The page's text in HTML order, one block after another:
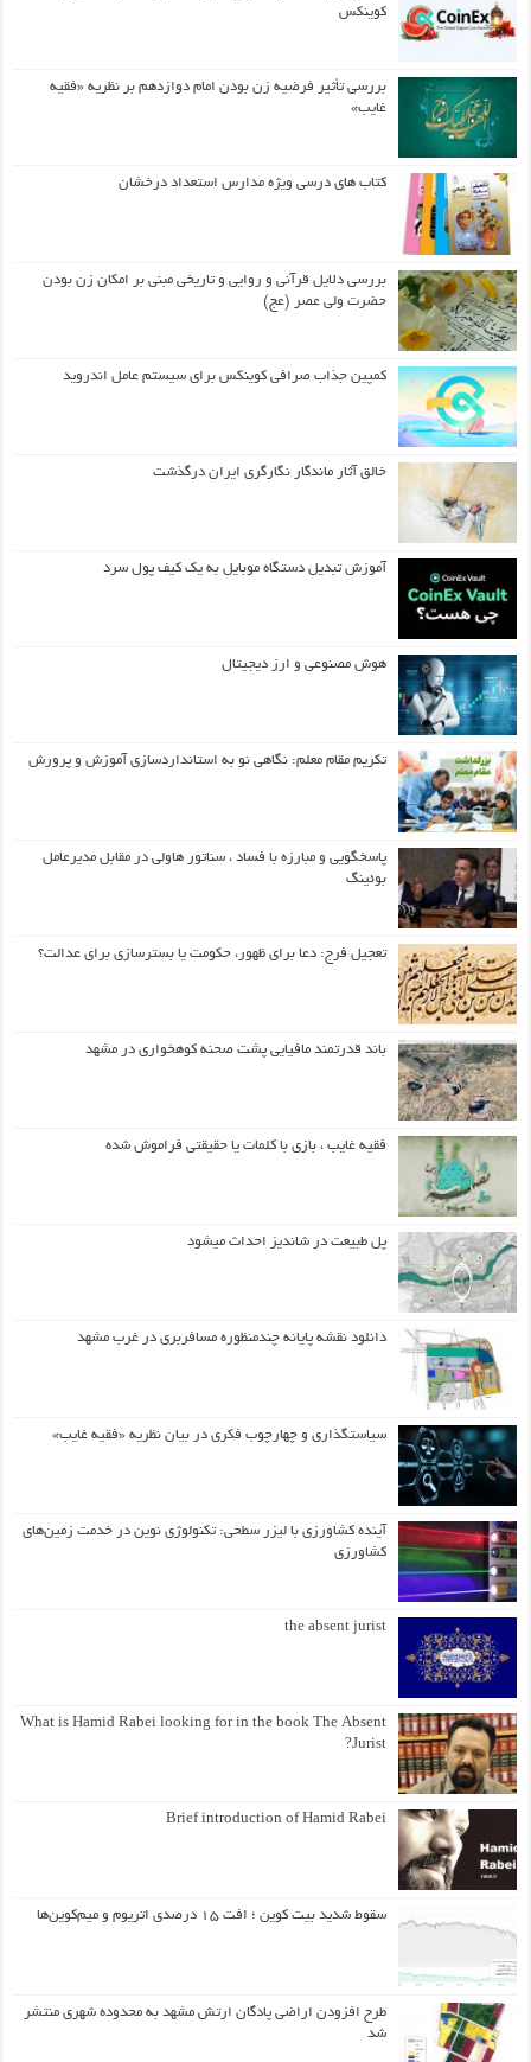
کوینکس
بررسی تأثیر فرضیه زن بودن امام دوازدهم بر نظریه «فقیه
غایب»
کتاب های درسی ویژه مدارس استعداد درخشان
بررسی دلایل قرآنی و روایی و تاریخی مبنی بر امکان زن بودن
حضرت ولی عصر (عج)
کمپین جذاب صرافی کوینکس برای سیستم عامل اندروید
خالق آثار ماندگار نگارگری ایران درگذشت
آموزش تبدیل دستگاه موبایل به یک کیف‌ پول سرد
هوش مصنوعی و ارز دیجیتال
تکریم مقام معلم: نگاهی نو به استانداردسازی آموزش و پرورش
پاسخگویی و مبارزه با فساد ، سناتور هاولی در مقابل مدیرعامل
بوئینگ
تعجیل فرج: دعا برای ظهور، حکومت یا بسترسازی برای عدالت؟
باند قدرتمند مافیایی پشت صحنه کوهخواری در مشهد
فقیه غایب ، بازی با کلمات یا حقیقتی فراموش شده
پل طبیعت در شاندیز احداث میشود
دانلود نقشه پایانه چندمنظوره مسافربری در غرب مشهد
سیاستگذاری و چهارچوب فکری در بیان نظریه «فقیه غایب»
آینده کشاورزی با لیزر سطحی: تکنولوژی نوین در خدمت زمین‌های
کشاورزی
the absent jurist
What is Hamid Rabei looking for in the book The Absent
Jurist?
Brief introduction of Hamid Rabei
سقوط شدید بیت کوین ؛ افت ۱۵ درصدی اتریوم و میم‌کوین‌ها
طرح افزودن اراضی پادگان ارتش مشهد به محدوده شهری منتشر
شد